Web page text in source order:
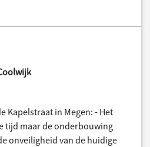
Kapelstraat in Megen: - Het
tijd maar de onderbouwing
onveiligheid van de huidige